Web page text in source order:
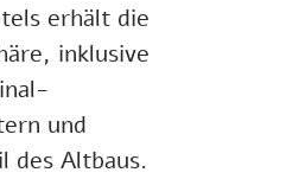
erhält die
inklusive
und
des Altbaus.